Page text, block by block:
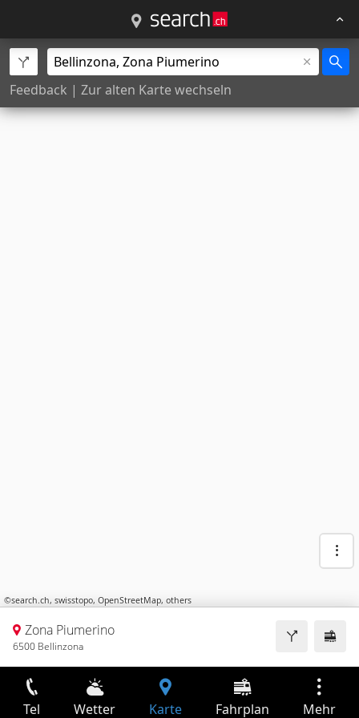
Feedback | Zur alten Karte wechseln
©search.ch, swisstopo, OpenStreetMap, others
Zona Piumerino
6500 Bellinzona
Tel Wetter Karte Fahrplan Mehr